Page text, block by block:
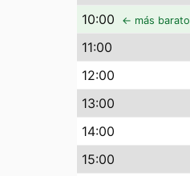
10:00 ← más barato
11:00
12:00
13:00
14:00
15:00